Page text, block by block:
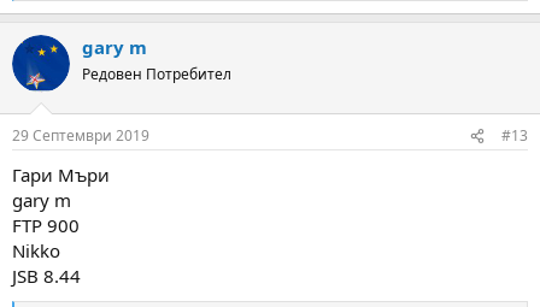
e
c
i
s
gary m
Редовен Потребител
29 Септември 2019 #13
Гари Мъри
gary m
FTP 900
Nikko
JSB 8.44